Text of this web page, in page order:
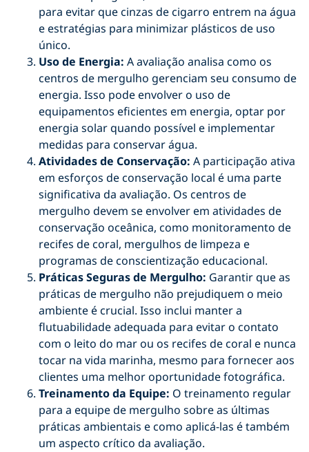
para evitar que cinzas de cigarro entrem na água
e estratégias para minimizar plásticos de uso
único.
Uso de Energia: A avaliação analisa como os
centros de mergulho gerenciam seu consumo de
energia. Isso pode envolver o uso de
equipamentos eficientes em energia, optar por
energia solar quando possível e implementar
medidas para conservar água.
Atividades de Conservação: A participação ativa
em esforços de conservação local é uma parte
significativa da avaliação. Os centros de
mergulho devem se envolver em atividades de
conservação oceânica, como monitoramento de
recifes de coral, mergulhos de limpeza e
programas de conscientização educacional.
Práticas Seguras de Mergulho: Garantir que as
práticas de mergulho não prejudiquem o meio
ambiente é crucial. Isso inclui manter a
flutuabilidade adequada para evitar o contato
com o leito do mar ou os recifes de coral e nunca
tocar na vida marinha, mesmo para fornecer aos
clientes uma melhor oportunidade fotográfica.
Treinamento da Equipe: O treinamento regular
para a equipe de mergulho sobre as últimas
práticas ambientais e como aplicá-las é também
um aspecto crítico da avaliação.